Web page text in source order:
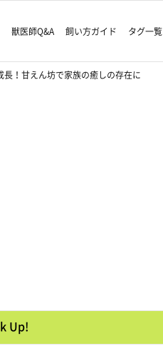
獣医師Q&A 飼い方ガイド タグ一覧
！甘えん坊で家族の癒しの存在に
Up!